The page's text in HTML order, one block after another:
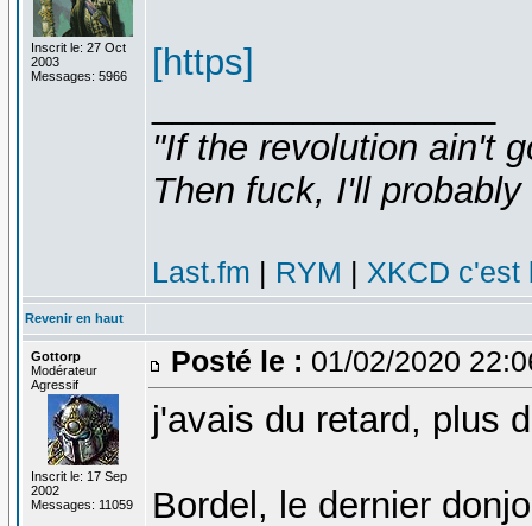
Inscrit le: 27 Oct
2003
Messages: 5966
[https]
"If the revolution ain't
Then fuck, I'll
Last.fm | RYM | XKCD c'est
Revenir en haut
Gottorp
Modérateur
Agressif
Inscrit le: 17 Sep
2002
Messages: 11059
Posté le : 01/02/2020
j'avais du retard, plus
Bordel, le dernier